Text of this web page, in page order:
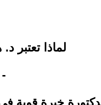
لماذا تعتبر